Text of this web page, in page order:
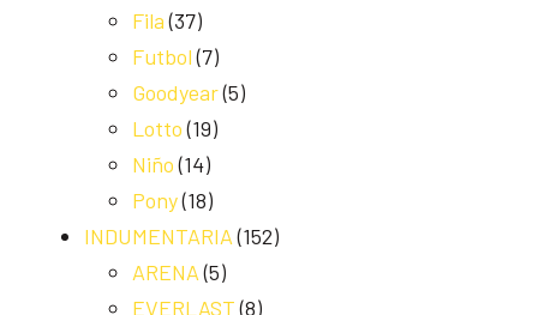
Fila (37)
Futbol (7)
Goodyear(5)
Lotto (19)
Niño (14)
Pony(18)
INDUMENTARIA (152)
ARENA (5)
EVERLAST (8)